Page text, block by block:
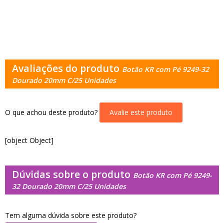
Avaliações do produto Botão KR com Pé 9249-32
Dourado 20mm C/25 Unidades
O que achou deste produto? Avalie este produto
[object Object]
Dúvidas sobre o produto Botão KR com Pé 9249-
32 Dourado 20mm C/25 Unidades
Tem alguma dúvida sobre este produto?